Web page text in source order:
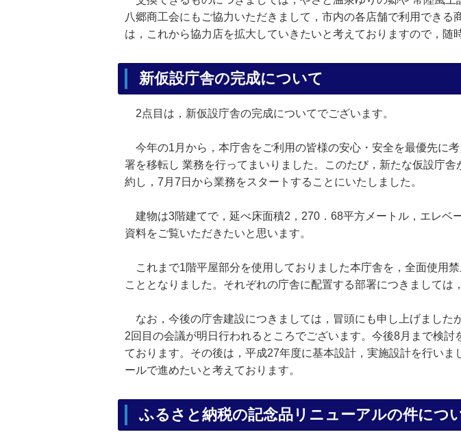
八郷商工会にもご協力いただきまして，市内の各店舗で利用でき
は，これから協力店を拡大していきたいと考えておりますので，随
新仮設庁舎の完成について
2点目は，新仮設庁舎の完成についてでございます。
今年の1月から，本庁舎をご利用の皆様の安心・安全を最優先に
署を移転し 業務を行ってまいりました。このたび，新たな仮設庁
約し，7月7日から業務をスタートすることにいたしました。
建物は3階建てで，延べ床面積2，270．68平方メートル，エレベ
資料をご覧いただきたいと思います。
これまで1階平屋部分を使用しておりました本庁舎を，全面使用
こととなりました。それぞれの庁舎に配置する部署につきましては
なお，今後の庁舎建設につきましては，冒頭にも申し上げました
2回目の会議が明日行われるところでございます。今後8月まで検
ております。その後は，平成27年度に基本設計，実施設計を行い
ールで進めたいと考えております。
ふるさと納税の記念品リニューアルの件につ